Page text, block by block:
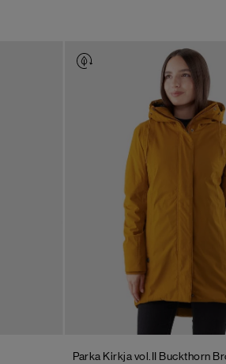
Parka Kirkja vol.II Buckthorn